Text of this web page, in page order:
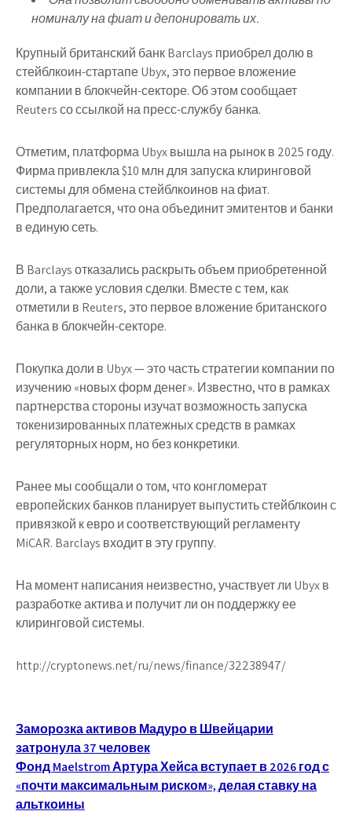
номиналу на фиат и депонировать их.
Крупный британский банк Barclays приобрел долю в
стейблкоин-стартапе Ubyx, это первое вложение
компании в блокчейн-секторе. Об этом сообщает
Reuters со ссылкой на пресс-службу банка.
Отметим, платформа Ubyx вышла на рынок в 2025 году.
Фирма привлекла $10 млн для запуска клиринговой
системы для обмена стейблкоинов на фиат.
Предполагается, что она объединит эмитентов и банки
в единую сеть.
В Barclays отказались раскрыть объем приобретенной
доли, а также условия сделки. Вместе с тем, как
отметили в Reuters, это первое вложение британского
банка в блокчейн-секторе.
Покупка доли в Ubyx — это часть стратегии компании по
изучению «новых форм денег». Известно, что в рамках
партнерства стороны изучат возможность запуска
токенизированных платежных средств в рамках
регуляторных норм, но без конкретики.
Ранее мы сообщали о том, что конгломерат
европейских банков планирует выпустить стейблкоин с
привязкой к евро и соответствующий регламенту
MiCAR. Barclays входит в эту группу.
На момент написания неизвестно, участвует ли Ubyx в
разработке актива и получит ли он поддержку ее
клиринговой системы.
http://cryptonews.net/ru/news/finance/32238947/
Навигация
по
записям
Заморозка активов Мадуро в Швейцарии
затронула 37 человек
Фонд Maelstrom Артура Хейса вступает в 2026 год с
«почти максимальным риском», делая ставку на
альткоины